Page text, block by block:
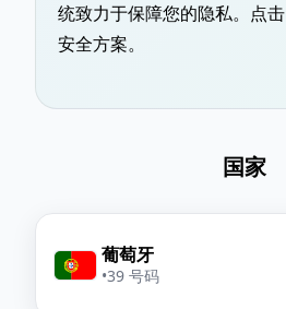
统致力于保障您的隐私。点击
安全方案。
国家
葡萄牙
•39 号码